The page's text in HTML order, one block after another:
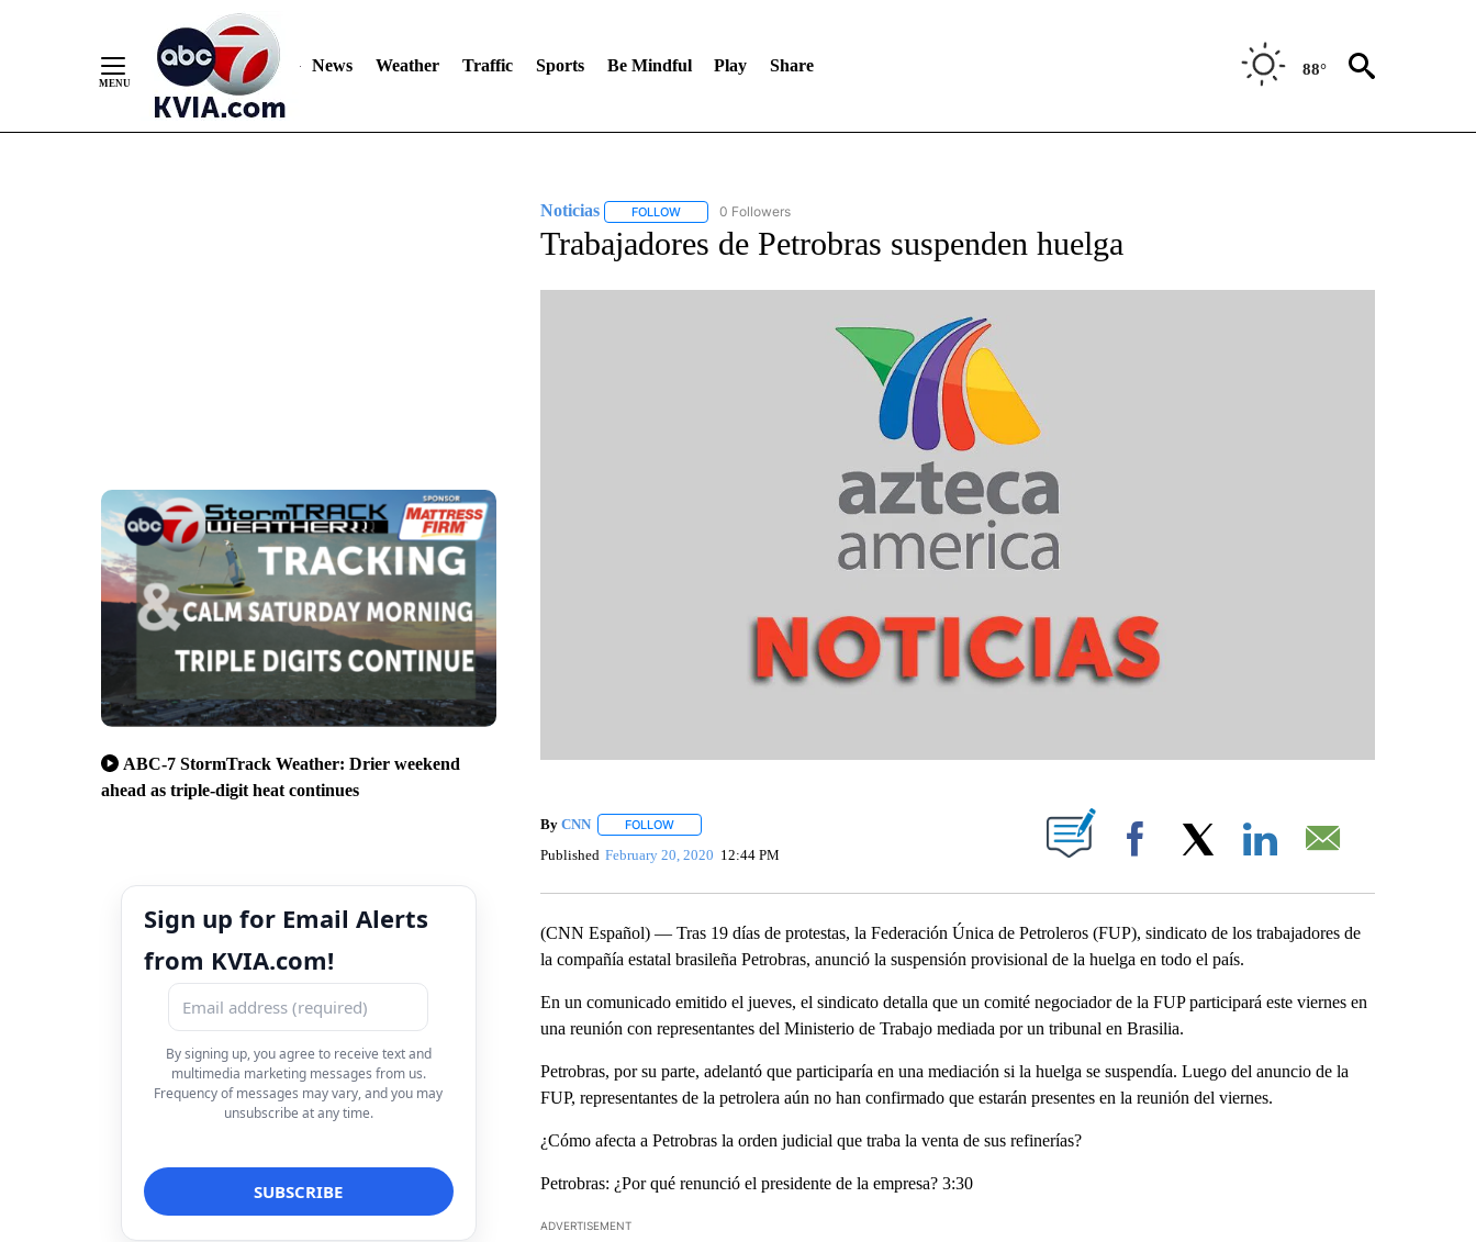
News Weather Traffic Sports Be Mindful Play Share 88°
ABC-7 StormTrack Weather: Drier weekend
ahead as triple-digit heat continues
Sign up for Email Alerts
from KVIA.com!
By signing up, you agree to receive text and
multimedia marketing messages from us.
Frequency of messages may vary, and you may
unsubscribe at any time.
Noticias FOLLOWFOLLOW "NOTICIAS" TO RECEIVE NOTIFICATIONS ABOUT NEW PAGES ON "NOTICIAS".
0 Followers
Trabajadores de Petrobras suspenden huelga
By CNN FOLLOWFOLLOW "" TO RECEIVE NOTIFICATIONS ABOUT NEW PAGES ON "".
Published February 20, 2020 12:44 PM Facebook
(CNN Español) — Tras 19 días de protestas, la Federación Única de Petroleros (FUP), sindicato de los trabajadores de
la compañía estatal brasileña Petrobras, anunció la suspensión provisional de la huelga en todo el país.
En un comunicado emitido el jueves, el sindicato detalla que un comité negociador de la FUP participará este viernes en
una reunión con representantes del Ministerio de Trabajo mediada por un tribunal en Brasilia.
Petrobras, por su parte, adelantó que participaría en una mediación si la huelga se suspendía. Luego del anuncio de la
FUP, representantes de la petrolera aún no han confirmado que estarán presentes en la reunión del viernes.
¿Cómo afecta a Petrobras la orden judicial que traba la venta de sus refinerías?
Petrobras: ¿Por qué renunció el presidente de la empresa? 3:30
ADVERTISEMENT